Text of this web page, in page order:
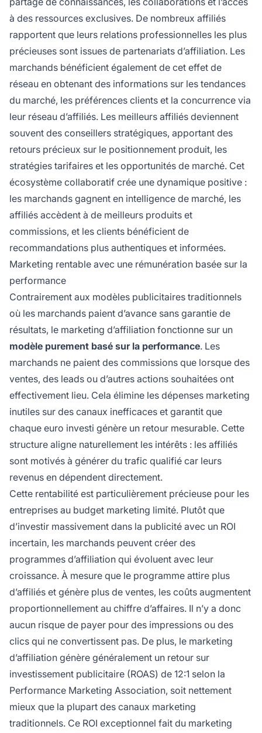
à des ressources exclusives. De nombreux affiliés
rapportent que leurs relations professionnelles les plus
précieuses sont issues de partenariats d’affiliation. Les
marchands bénéficient également de cet effet de
réseau en obtenant des informations sur les tendances
du marché, les préférences clients et la concurrence via
leur réseau d’affiliés. Les meilleurs affiliés deviennent
souvent des conseillers stratégiques, apportant des
retours précieux sur le positionnement produit, les
stratégies tarifaires et les opportunités de marché. Cet
écosystème collaboratif crée une dynamique positive :
les marchands gagnent en intelligence de marché, les
affiliés accèdent à de meilleurs produits et
commissions, et les clients bénéficient de
recommandations plus authentiques et informées.
Marketing rentable avec une rémunération basée sur la
performance
Contrairement aux modèles publicitaires traditionnels
où les marchands paient d’avance sans garantie de
résultats, le marketing d’affiliation fonctionne sur un
modèle purement basé sur la performance. Les
marchands ne paient des commissions que lorsque des
ventes, des leads ou d’autres actions souhaitées ont
effectivement lieu. Cela élimine les dépenses marketing
inutiles sur des canaux inefficaces et garantit que
chaque euro investi génère un retour mesurable. Cette
structure aligne naturellement les intérêts : les affiliés
sont motivés à générer du trafic qualifié car leurs
revenus en dépendent directement.
Cette rentabilité est particulièrement précieuse pour les
entreprises au budget marketing limité. Plutôt que
d’investir massivement dans la publicité avec un ROI
incertain, les marchands peuvent créer des
programmes d’affiliation qui évoluent avec leur
croissance. À mesure que le programme attire plus
d’affiliés et génère plus de ventes, les coûts augmentent
proportionnellement au chiffre d’affaires. Il n’y a donc
aucun risque de payer pour des impressions ou des
clics qui ne convertissent pas. De plus, le marketing
d’affiliation génère généralement un retour sur
investissement publicitaire (ROAS) de 12:1 selon la
Performance Marketing Association, soit nettement
mieux que la plupart des canaux marketing
traditionnels. Ce ROI exceptionnel fait du marketing